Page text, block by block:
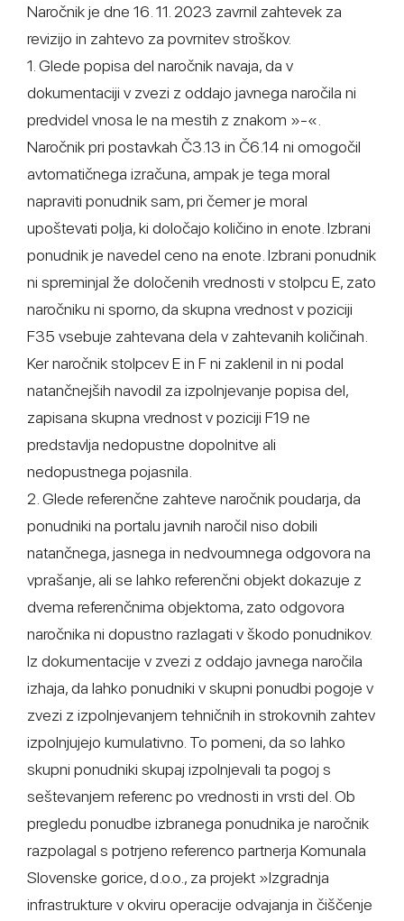
Naročnik je dne 16. 11. 2023 zavrnil zahtevek za
revizijo in zahtevo za povrnitev stroškov.
1. Glede popisa del naročnik navaja, da v
dokumentaciji v zvezi z oddajo javnega naročila ni
predvidel vnosa le na mestih z znakom »-«.
Naročnik pri postavkah Č3.13 in Č6.14 ni omogočil
avtomatičnega izračuna, ampak je tega moral
napraviti ponudnik sam, pri čemer je moral
upoštevati polja, ki določajo količino in enote. Izbrani
ponudnik je navedel ceno na enote. Izbrani ponudnik
ni spreminjal že določenih vrednosti v stolpcu E, zato
naročniku ni sporno, da skupna vrednost v poziciji
F35 vsebuje zahtevana dela v zahtevanih količinah.
Ker naročnik stolpcev E in F ni zaklenil in ni podal
natančnejših navodil za izpolnjevanje popisa del,
zapisana skupna vrednost v poziciji F19 ne
predstavlja nedopustne dopolnitve ali
nedopustnega pojasnila.
2. Glede referenčne zahteve naročnik poudarja, da
ponudniki na portalu javnih naročil niso dobili
natančnega, jasnega in nedvoumnega odgovora na
vprašanje, ali se lahko referenčni objekt dokazuje z
dvema referenčnima objektoma, zato odgovora
naročnika ni dopustno razlagati v škodo ponudnikov.
Iz dokumentacije v zvezi z oddajo javnega naročila
izhaja, da lahko ponudniki v skupni ponudbi pogoje v
zvezi z izpolnjevanjem tehničnih in strokovnih zahtev
izpolnjujejo kumulativno. To pomeni, da so lahko
skupni ponudniki skupaj izpolnjevali ta pogoj s
seštevanjem referenc po vrednosti in vrsti del. Ob
pregledu ponudbe izbranega ponudnika je naročnik
razpolagal s potrjeno referenco partnerja Komunala
Slovenske gorice, d.o.o., za projekt »Izgradnja
infrastrukture v okviru operacije odvajanja in čiščenje